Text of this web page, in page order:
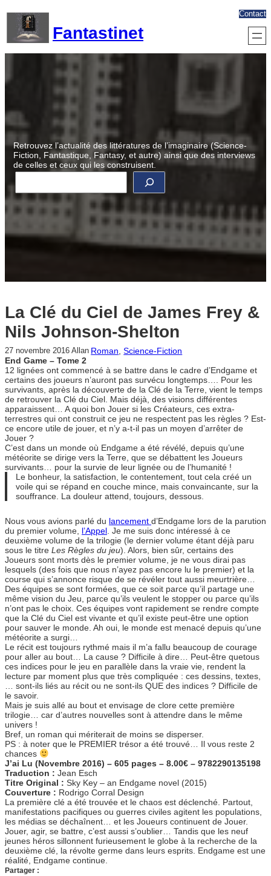
contenu
Fantastinet
Contact
Retrouvez l’actualité des littératures de l’imaginaire (Science-
Fiction, Fantastique, Fantasy, et autre) ainsi que des interviews
de celles et ceux qui les construisent.
R
e
c
h
e
c
La Clé du Ciel de James Frey &
Nils Johnson-Shelton
27 novembre 2016 Allan Roman, Science-Fiction
End Game – Tome 2
12 lignées ont commencé à se battre dans le cadre d’Endgame et
certains des joueurs n’auront pas survécu longtemps…. Pour les
survivants, après la découverte de la Clé de la Terre, vient le temps
de retrouver la Clé du Ciel. Mais déjà, des visions différentes
apparaissent… A quoi bon Jouer si les Créateurs, ces extra-
terrestres qui ont construit ce jeu ne respectent pas les règles ? Est-
ce encore utile de jouer, et n’y a-t-il pas un moyen d’arrêter de
Jouer ?
C’est dans un monde où Endgame a été révélé, depuis qu’une
météorite se dirige vers la Terre, que se débattent les Joueurs
survivants… pour la survie de leur lignée ou de l’humanité !
Le bonheur, la satisfaction, le contentement, tout cela créé un
voile qui se répand en couche mince, mais convaincante, sur la
souffrance. La douleur attend, toujours, dessous.
Nous vous avions parlé du lancement d’Endgame lors de la parution
du premier volume, l’Appel . Je me suis donc intéressé à ce
deuxième volume de la trilogie (le dernier volume étant déjà paru
sous le titre Les Règles du jeu). Alors, bien sûr, certains des
Joueurs sont morts dès le premier volume, je ne vous dirai pas
lesquels (des fois que nous n’ayez pas encore lu le premier) et la
course qui s’annonce risque de se révéler tout aussi meurtrière…
Des équipes se sont formées, que ce soit parce qu’il partage une
même vision du Jeu, parce qu’ils veulent le stopper ou parce qu’ils
n’ont pas le choix. Ces équipes vont rapidement se rendre compte
que la Clé du Ciel est vivante et qu’il existe peut-être une option
pour sauver le monde. Ah oui, le monde est menacé depuis qu’une
météorite a surgi…
Le récit est toujours rythmé mais il m’a fallu beaucoup de courage
pour aller au bout… La cause ? Difficile à dire… Peut-être quetous
ces indices pour le jeu en parallèle dans la vraie vie, rendent la
lecture par moment plus que très compliquée : ces dessins, textes,
… sont-ils liés au récit ou ne sont-ils QUE des indices ? Difficile de
le savoir.
Mais je suis allé au bout et envisage de clore cette première
trilogie… car d’autres nouvelles sont à attendre dans le même
univers !
Bref, un roman qui mériterait de moins se disperser.
PS : à noter que le PREMIER trésor a été trouvé… Il vous reste 2
chances
J’ai Lu (Novembre 2016) – 605 pages – 8.00€ – 9782290135198
Traduction : Jean Esch
Titre Original : Sky Key – an Endgame novel (2015)
Couverture : Rodrigo Corral Design
La première clé a été trouvée et le chaos est déclenché. Partout,
manifestations pacifiques ou guerres civiles agitent les populations,
les médias se déchaînent… et les Joueurs continuent de Jouer.
Jouer, agir, se battre, c’est aussi s’oublier… Tandis que les neuf
jeunes héros sillonnent furieusement le globe à la recherche de la
deuxième clé, la révolte germe dans leurs esprits. Endgame est une
réalité, Endgame continue.
Partager :